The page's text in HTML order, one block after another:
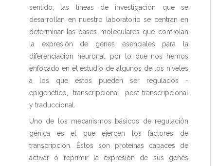
sentido, las líneas de investigación que se
desarrollan en nuestro laboratorio se centran en
determinar las bases moleculares que controlan
la expresión de genes esenciales para la
diferenciación neuronal, por lo que nos hemos
enfocado en el estudio de algunos de los niveles
a los que éstos pueden ser regulados -
epigenético, transcripcional, post-transcripcional
y traduccional.
Uno de los mecanismos básicos de regulación
génica es el que ejercen los factores de
transcripción. Éstos son proteínas capaces de
activar o reprimir la expresión de sus genes